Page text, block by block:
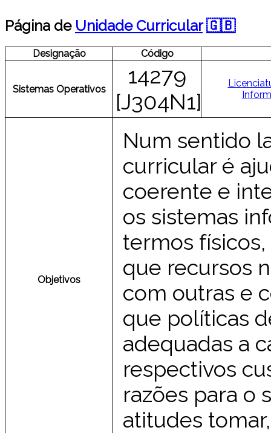
Página de Unidade Curricular 🇬🇧
Designação Código
Sistemas Operativos
14279
[J304N1]
Objetivos
Num sentido
curricular é
coerente e
os sistemas
termos
que recursos
com outras e
que políticas
adequadas a
respectivos
razões para o
atitudes